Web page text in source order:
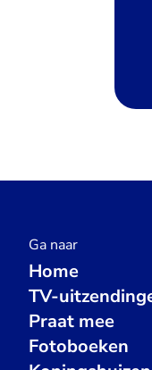
Ga naar
Home
TV-
Praat mee
Fotoboeken